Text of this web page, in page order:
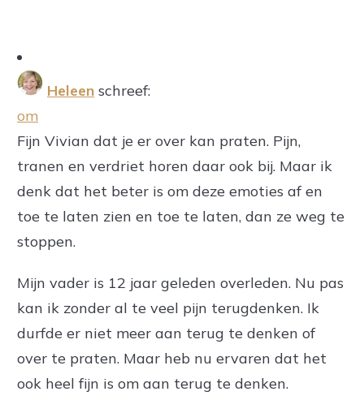
Heleen schreef:
om
Fijn Vivian dat je er over kan praten. Pijn,
tranen en verdriet horen daar ook bij. Maar ik
denk dat het beter is om deze emoties af en
toe te laten zien en toe te laten, dan ze weg te
stoppen.
Mijn vader is 12 jaar geleden overleden. Nu pas
kan ik zonder al te veel pijn terugdenken. Ik
durfde er niet meer aan terug te denken of
over te praten. Maar heb nu ervaren dat het
ook heel fijn is om aan terug te denken.